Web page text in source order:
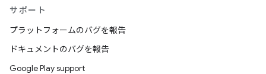
サポート
プラットフォームのバグを報告
ドキュメントのバグを報告
Google Play support